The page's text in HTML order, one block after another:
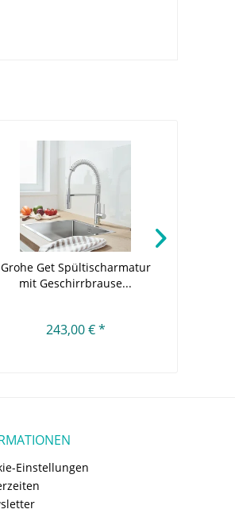
Grohe Get Spültischarmatur
mit Geschirrbrause...
243,00 € *
Einstellungen